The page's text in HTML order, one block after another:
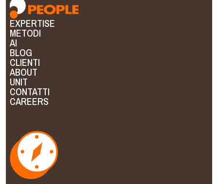
EXPERTISE
METODI
AI
BLOG
CLIENTI
ABOUT
UNIT
CONTATTI
CAREERS